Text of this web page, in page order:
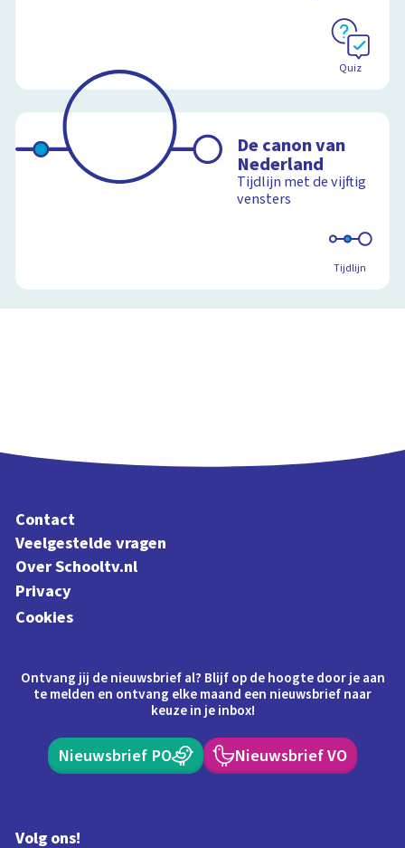
Quiz
De canon van
Nederland
Tijdlijn met de vijftig
vensters
Tijdlijn
Contact
Veelgestelde vragen
Over Schooltv.nl
Privacy
Cookies
Ontvang jij de nieuwsbrief al? Blijf op de hoogte door je aan
te melden en ontvang elke maand een nieuwsbrief naar
keuze in je inbox!
Nieuwsbrief PO Nieuwsbrief VO
Volg ons!